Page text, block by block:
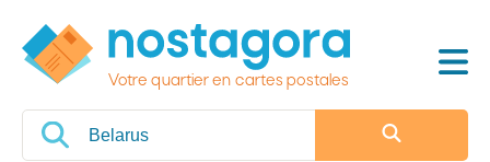
Votre quartier en cartes postales